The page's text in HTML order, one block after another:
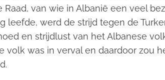
Raad, van wie in Albanië een veel
leefde, werd de strijd tegen de
en strijdlust van het Albanese
volk was in verval en daardoor zou